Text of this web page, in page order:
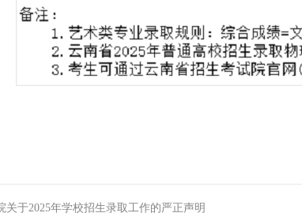
关于2025年学校招生录取工作的严正声明